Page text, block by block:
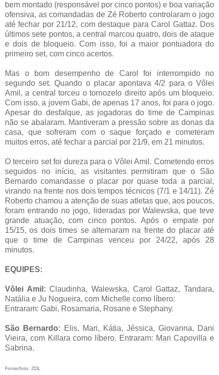
bem montado (responsável por cinco pontos) e boa variação
ofensiva, as comandadas de Zé Roberto controlaram o jogo
até fechar por 21/12, com destaque para Carol Gattaz. Dos
últimos sete pontos, a central marcou quatro, dois de ataque
e dois de bloqueio. Com isso, foi a maior pontuadora do
primeiro set, com cinco acertos.
Mas o bom desempenho de Carol foi interrompido no
segundo set. Quando o placar apontava 4/2 para o Vôlei
Amil, a central torceu o tornozelo direito após um bloqueio.
Com isso, a jovem Gabi, de apenas 17 anos, foi para o jogo.
Apesar do desfalque, as jogadoras do time de Campinas
não se abalaram. Mantiveram a pressão sobre as donas da
casa, que sofreram com o saque forçado e cometeram
muitos erros, até fechar a parcial por 21/9, em 21 minutos.
O terceiro set foi dureza para o Vôlei Amil. Cometendo erros
seguidos no início, as visitantes permitiram que o São
Bernardo comandasse o placar por quase toda a parcial,
virando na frente nos dois tempos técnicos (7/1 e 14/11). Zé
Roberto chamou a atenção de suas atletas que, aos poucos,
foram entrando no jogo, lideradas por Walewska, que teve
grande atuação, com cinco pontos. Após o empate por
15/15, os dois times se alternaram na frente do placar até
que o time de Campinas venceu por 24/22, após 28
minutos.
EQUIPES:
Vôlei Amil: Claudinha, Walewska, Carol Gattaz, Tandara,
Natália e Ju Nogueira, com Michelle como líbero:
Entraram: Gabi, Rosamaria, Rosane e Stephany.
São Bernardo: Elis, Mari, Kátia, Jéssica, Giovanna, Dani
Vieira, com Killara como líbero. Entraram: Mari Capovilla e
Sabrina.
Fonte/foto: ZDL